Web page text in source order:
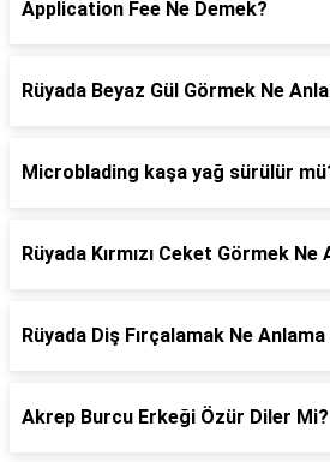
Application Fee Ne Demek?
Rüyada Beyaz Gül Görmek Ne
Microblading kaşa yağ sürülür
Rüyada Kırmızı Ceket Görmek Ne
Rüyada Diş Fırçalamak Ne
Akrep Burcu Erkeği Özür Diler Mi?